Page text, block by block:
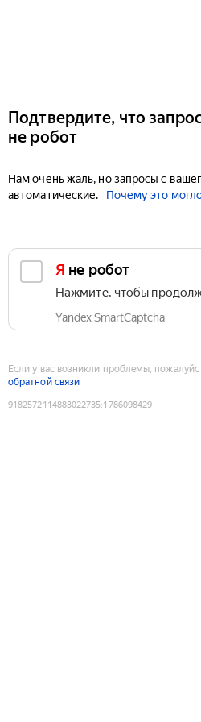
Подтвердите, что
не робот
Нам очень жаль, но запросы с
автоматические.
Почему это
Я не робот
Нажмите, чтобы
Yandex SmartCaptcha
Если у вас возникли проблемы,
обратной связи
9182572114883022735:1786098429